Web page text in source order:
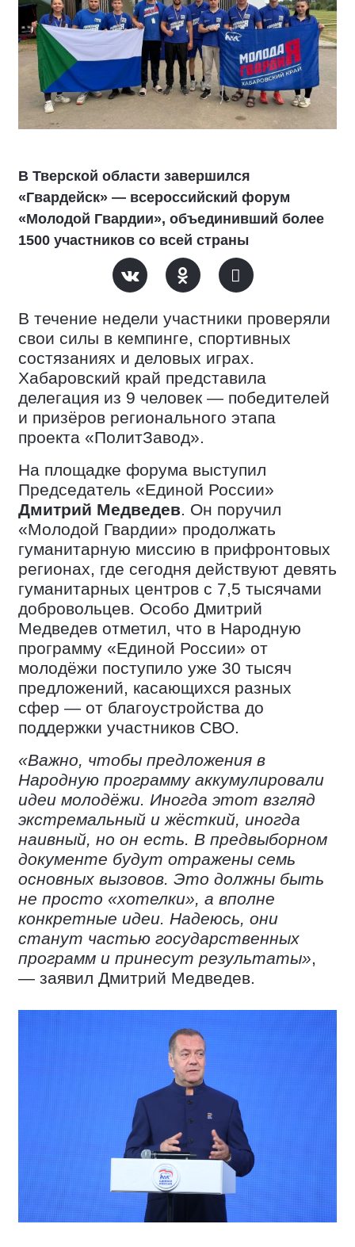
В Тверской области завершился
«Гвардейск» — всероссийский форум
«Молодой Гвардии», объединивший более
1500 участников со всей страны
В течение недели участники проверяли
свои силы в кемпинге, спортивных
состязаниях и деловых играх.
Хабаровский край представила
делегация из 9 человек — победителей
и призёров регионального этапа
проекта «ПолитЗавод».
На площадке форума выступил
Председатель «Единой России»
Дмитрий Медведев. Он поручил
«Молодой Гвардии» продолжать
гуманитарную миссию в прифронтовых
регионах, где сегодня действуют девять
гуманитарных центров с 7,5 тысячами
добровольцев. Особо Дмитрий
Медведев отметил, что в Народную
программу «Единой России» от
молодёжи поступило уже 30 тысяч
предложений, касающихся разных
сфер — от благоустройства до
поддержки участников СВО.
«Важно, чтобы предложения в
Народную программу аккумулировали
идеи молодёжи. Иногда этот взгляд
экстремальный и жёсткий, иногда
наивный, но он есть. В предвыборном
документе будут отражены семь
основных вызовов. Это должны быть
не просто «хотелки», а вполне
конкретные идеи. Надеюсь, они
станут частью государственных
программ и принесут результаты»,
— заявил Дмитрий Медведев.